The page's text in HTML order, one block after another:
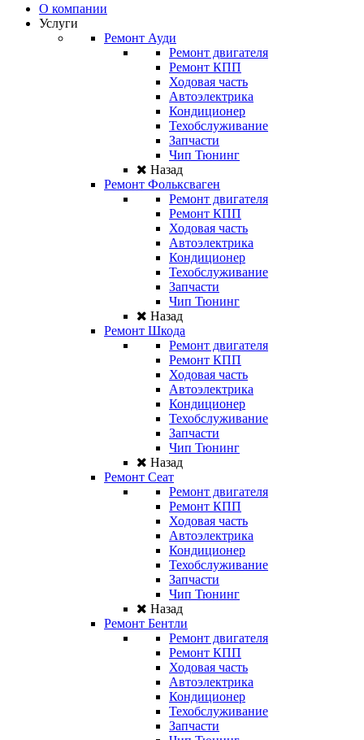
О компании
Услуги
Ремонт Ауди
Ремонт двигателя
Ремонт КПП
Ходовая часть
Автоэлектрика
Кондиционер
Техобслуживание
Запчасти
Чип Тюнинг
Назад
Ремонт Фольксваген
Ремонт двигателя
Ремонт КПП
Ходовая часть
Автоэлектрика
Кондиционер
Техобслуживание
Запчасти
Чип Тюнинг
Назад
Ремонт Шкода
Ремонт двигателя
Ремонт КПП
Ходовая часть
Автоэлектрика
Кондиционер
Техобслуживание
Запчасти
Чип Тюнинг
Назад
Ремонт Сеат
Ремонт двигателя
Ремонт КПП
Ходовая часть
Автоэлектрика
Кондиционер
Техобслуживание
Запчасти
Чип Тюнинг
Назад
Ремонт Бентли
Ремонт двигателя
Ремонт КПП
Ходовая часть
Автоэлектрика
Кондиционер
Техобслуживание
Запчасти